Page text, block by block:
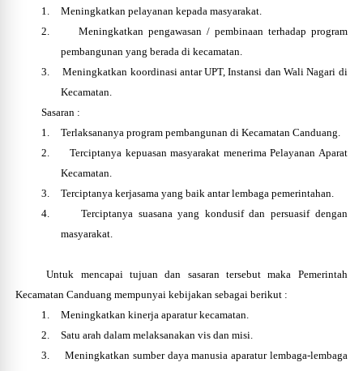
1.
Meningkatkan pelayanan kepada masyarakat.
2.
Meningkatkan pengawasan / pembinaan terhadap program
pembangunan yang berada di kecamatan.
3.
Meningkatkan koordinasi antar UPT, Instansi dan Wali Nagari di
Kecamatan.
Sasaran :
1.
Terlaksananya program pembangunan di Kecamatan Canduang.
2.
Terciptanya kepuasan masyarakat menerima Pelayanan Aparat
Kecamatan.
3.
Terciptanya kerjasama yang baik antar lembaga pemerintahan.
4.
Terciptanya suasana yang kondusif dan persuasif dengan
masyarakat.
Untuk mencapai tujuan dan sasaran tersebut maka Pemerintah
Kecamatan Canduang mempunyai kebijakan sebagai berikut :
1.
Meningkatkan kinerja aparatur kecamatan.
2.
Satu arah dalam melaksanakan vis dan misi.
3.
Meningkatkan sumber daya manusia aparatur lembaga-lembaga